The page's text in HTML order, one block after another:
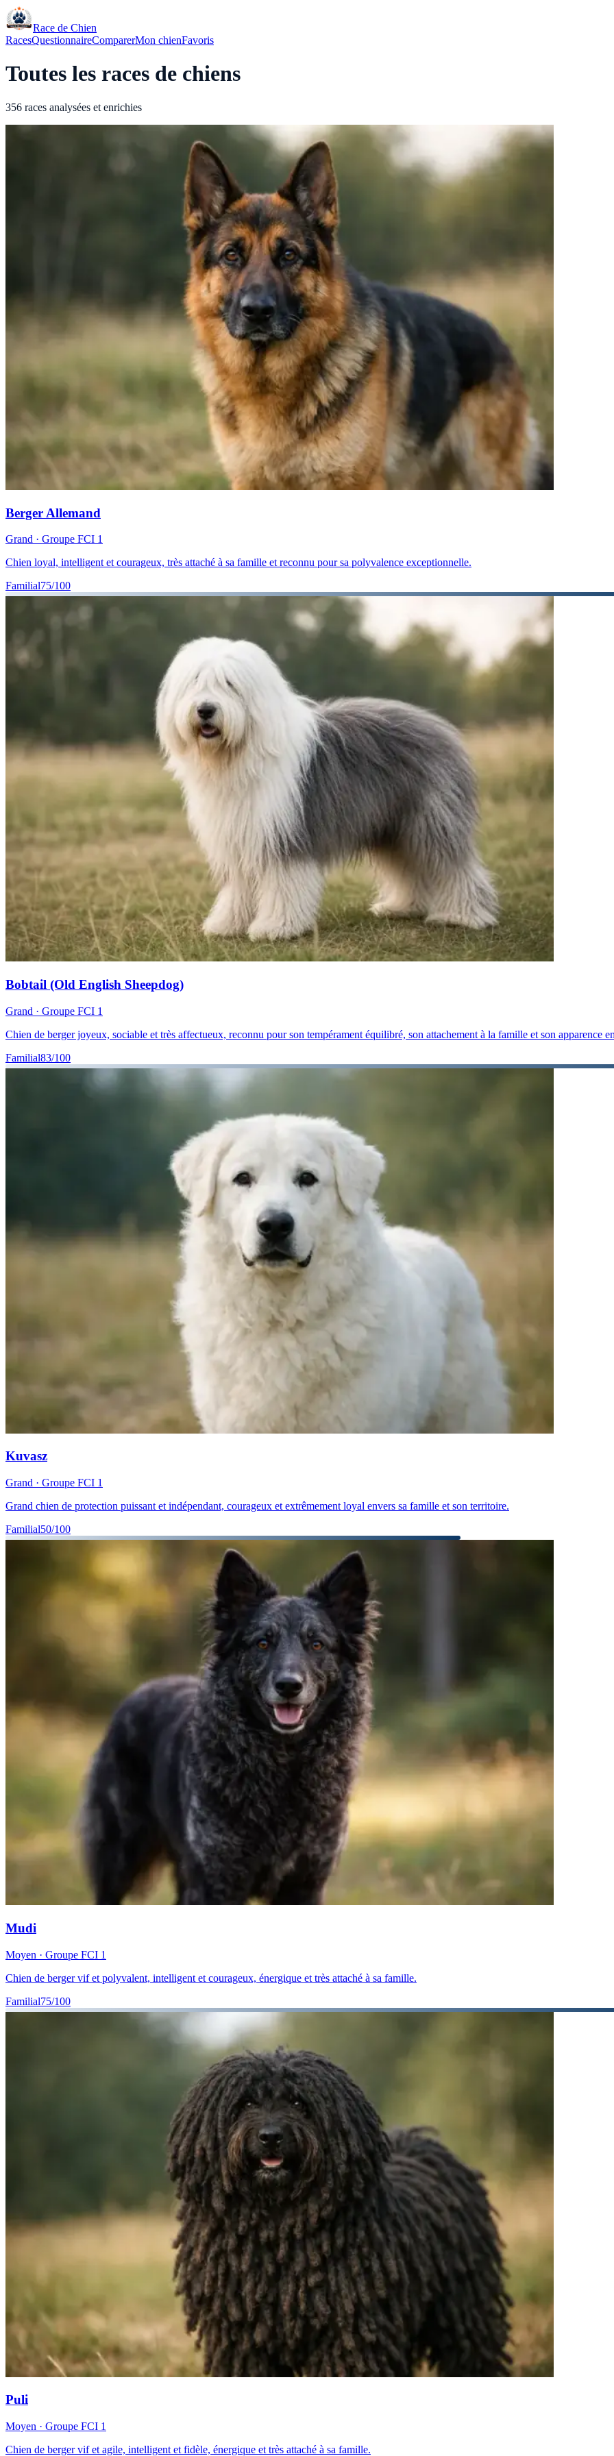
Race de Chien
RacesQuestionnaireComparerMon chienFavoris
Toutes les races de chiens
356 races analysées et enrichies
Berger Allemand
Grand · Groupe FCI 1
Chien loyal, intelligent et courageux, très attaché à sa famille et reconnu pour sa polyvalence exceptionnelle.
Familial75/100
Bobtail (Old English Sheepdog)
Grand · Groupe FCI 1
Chien de berger joyeux, sociable et très affectueux, reconnu pour son tempérament équilibré, son attachement à la famille et son apparence
Familial83/100
Kuvasz
Grand · Groupe FCI 1
Grand chien de protection puissant et indépendant, courageux et extrêmement loyal envers sa famille et son territoire.
Familial50/100
Mudi
Moyen · Groupe FCI 1
Chien de berger vif et polyvalent, intelligent et courageux, énergique et très attaché à sa famille.
Familial75/100
Puli
Moyen · Groupe FCI 1
Chien de berger vif et agile, intelligent et fidèle, énergique et très attaché à sa famille.